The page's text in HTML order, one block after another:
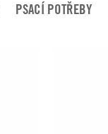
PSACÍ POTŘEBY